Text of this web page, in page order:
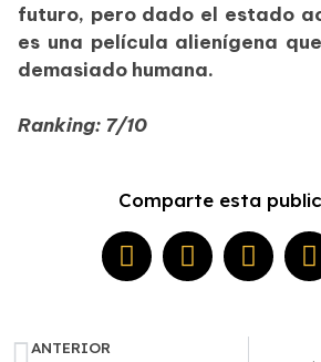
futuro, pero dado el estado
es una película alienígena
demasiado humana.
Ranking: 7/10
Comparte esta
ANTERIOR